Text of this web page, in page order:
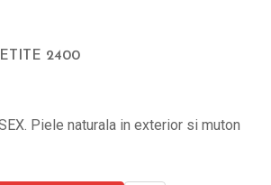
2400
Piele naturala in exterior si muton